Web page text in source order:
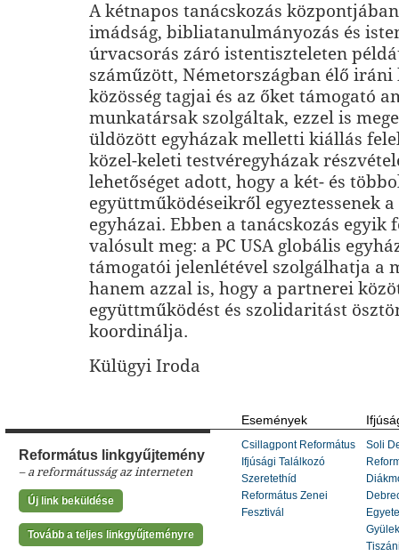
A kétnapos tanácskozás
imádság, bibliatanulmányozás és
úrvacsorás záró istentiszteleten
száműzött, Németországban élő iráni
közösség tagjai és az őket támogató
munkatársak szolgáltak, ezzel is
üldözött egyházak melletti kiállás
közel-keleti testvéregyházak
lehetőséget adott, hogy a két- és
együttműködéseikről egyeztessenek
egyházai. Ebben a tanácskozás egyik
valósult meg: a PC USA globális
támogatói jelenlétével szolgálhatja a
hanem azzal is, hogy a partnerei
együttműködést és szolidaritást
koordinálja.
Külügyi Iroda
Református linkgyűjtemény
– a reformátusság az interneten
Új link beküldése
Tovább a teljes linkgyűjteményre
Események
Csillagpont Református
Ifjúsági Találkozó
Szeretethíd
Református Zenei
Fesztivál
Soli